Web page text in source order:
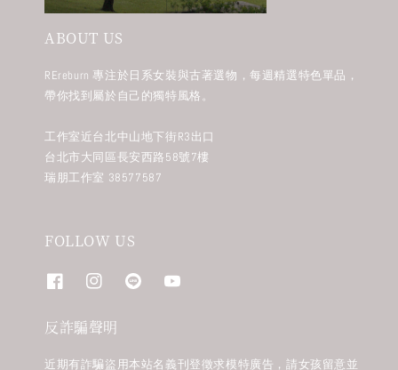
ABOUT US
REreburn 專注於日系女裝與古著選物，每週精選特色單品，
帶你找到屬於自己的獨特風格。
工作室近台北中山地下街R3出口
台北市大同區長安西路58號7樓
瑞朋工作室 38577587
FOLLOW US
反詐騙聲明
近期有詐騙盜用本站名義刊登徵求模特廣告，請女孩留意並